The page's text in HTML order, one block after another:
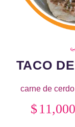
TACO
carne de
carnitas, cebolla
$11,000